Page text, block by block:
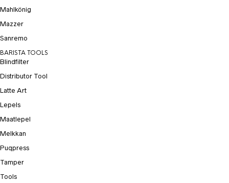
Mahlkönig
Mazzer
Sanremo
BARISTA TOOLS
Blindfilter
Distributor Tool
Latte Art
Lepels
Maatlepel
Melkkan
Puqpress
Tamper
Tools